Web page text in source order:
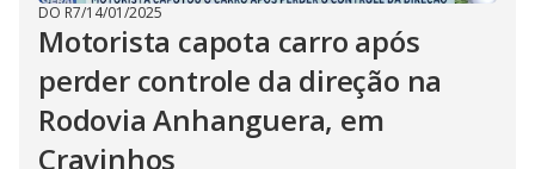
DO R7/14/01/2025
Motorista capota carro após
perder controle da direção na
Rodovia Anhanguera, em
Cravinhos